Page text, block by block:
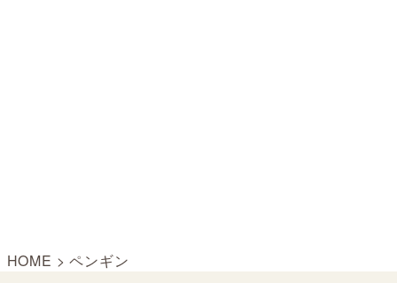
HOME >ペンギン